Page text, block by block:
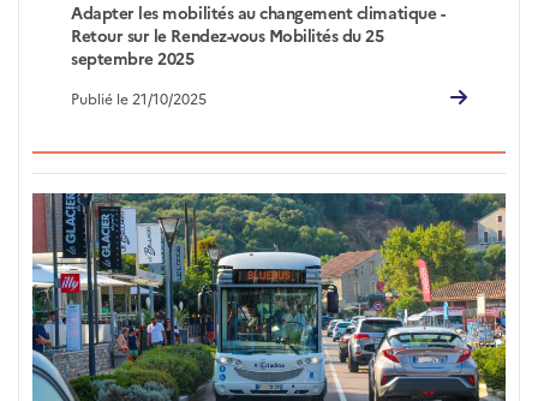
Adapter les mobilités au changement climatique -
Retour sur le Rendez-vous Mobilités du 25
septembre 2025
Publié le 21/10/2025